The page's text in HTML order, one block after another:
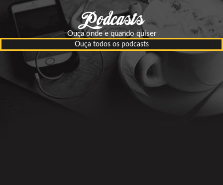
Ouça onde e quando quiser
Ouça todos os podcasts